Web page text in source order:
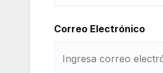
Correo Electrónico